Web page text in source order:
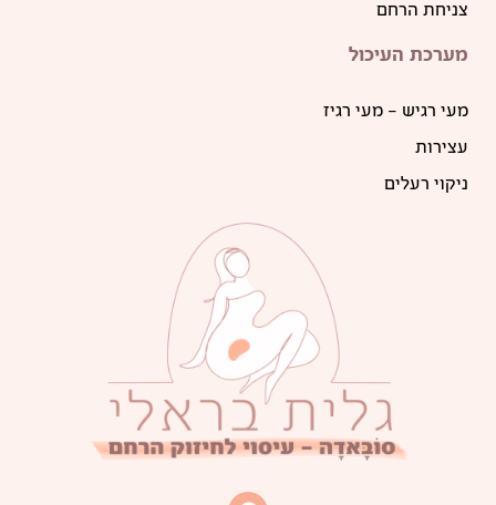
צניחת הרחם
מערכת העיכול
מעי רגיש – מעי רגיז
עצירות
ניקוי רעלים